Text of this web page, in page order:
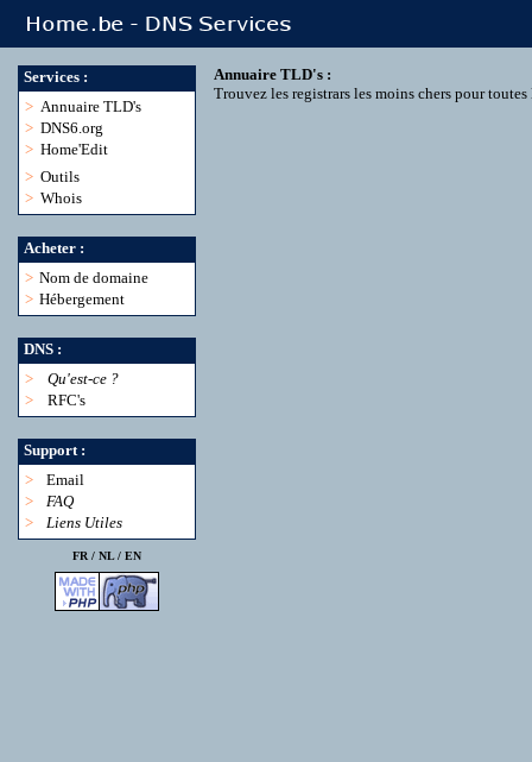
Services :
> Annuaire TLD's
> DNS6.org
> Home'Edit
> Outils
> Whois
Acheter :
> Nom de domaine
> Hébergement
DNS :
>
Qu'est-ce ?
>
RFC's
Support :
>
Email
>
FAQ
>
Liens Utiles
FR / NL/ EN
Annuaire TLD's :
Trouvez les registrars les moins chers pour